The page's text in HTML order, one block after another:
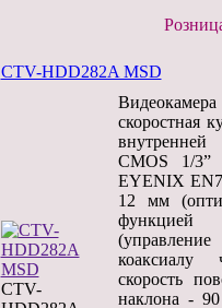
CTV-HDD282A MSD
CTV-
скоростная
CMOS 1/3”
EYENIX
12 мм
функцией
коаксиалу
скорость
наклона - 90